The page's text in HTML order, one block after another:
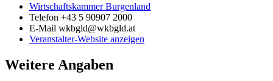
Wirtschaftskammer Burgenland
Telefon +43 5 90907 2000
E-Mail wkbgld@wkbgld.at
Veranstalter-Website anzeigen
Weitere Angaben